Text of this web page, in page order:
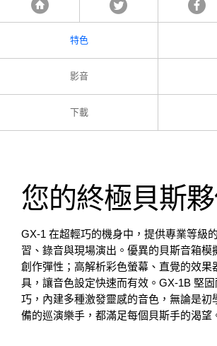
特色
影音
下載
您的終極貝斯
GX-1 在超輕巧的機身中，提供專業等級
習、錄音與現場演出。優異的貝斯音箱模
創作彈性；高解析彩色螢幕、直覺的效果
具，讓音色設定快速而有效。GX-1B 堅
巧，內建多種激發靈感的音色，無論是初
備的巡演樂手，都滿足每個貝斯手的渴望